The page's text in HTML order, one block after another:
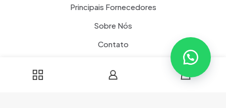
Principais Fornecedores
Sobre Nós
Contato
Associado